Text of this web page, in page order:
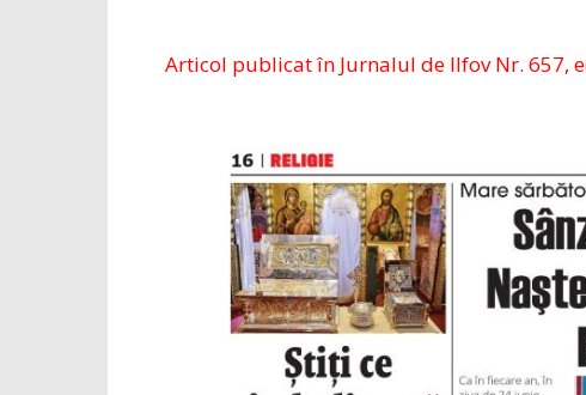
Articol publicat în Jurnalul de Ilfov Nr. 657,